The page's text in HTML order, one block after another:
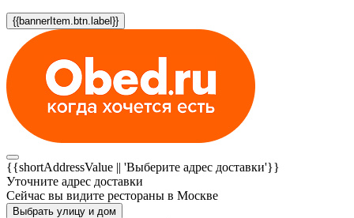
{{bannerItem.btn.label}}
{{shortAddressValue || 'Выберите адрес доставки'}}
Уточните адрес доставки
Сейчас вы видите рестораны в Москве
Выбрать улицу и дом